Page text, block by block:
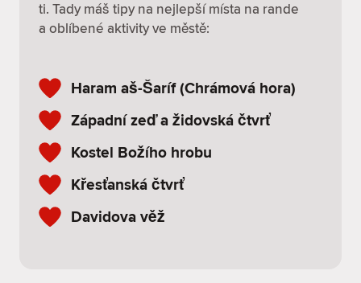
ti. Tady máš tipy na nejlepší místa na rande
a oblíbené aktivity ve městě:
Haram aš-Šaríf (Chrámová hora)
Západní zeď a židovská čtvrť
Kostel Božího hrobu
Křesťanská čtvrť
Davidova věž